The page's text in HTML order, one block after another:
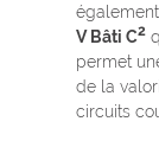
V Bâti C2
permet
de la
circuits